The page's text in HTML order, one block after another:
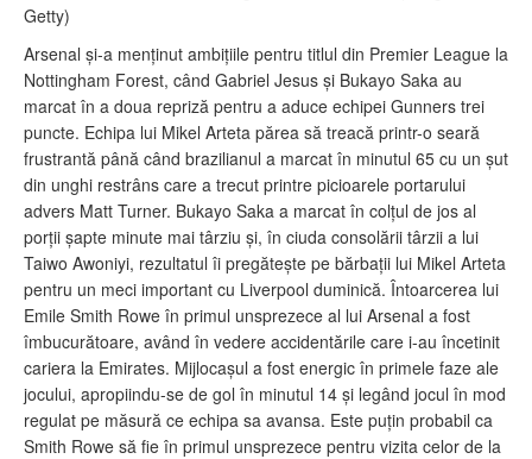
Getty)
Arsenal și-a menținut ambițiile pentru titlul din Premier League la
Nottingham Forest, când Gabriel Jesus și Bukayo Saka au
marcat în a doua repriză pentru a aduce echipei Gunners trei
puncte. Echipa lui Mikel Arteta părea să treacă printr-o seară
frustrantă până când brazilianul a marcat în minutul 65 cu un șut
din unghi restrâns care a trecut printre picioarele portarului
advers Matt Turner. Bukayo Saka a marcat în colțul de jos al
porții șapte minute mai târziu și, în ciuda consolării târzii a lui
Taiwo Awoniyi, rezultatul îi pregătește pe bărbații lui Mikel Arteta
pentru un meci important cu Liverpool duminică. Întoarcerea lui
Emile Smith Rowe în primul unsprezece al lui Arsenal a fost
îmbucurătoare, având în vedere accidentările care i-au încetinit
cariera la Emirates. Mijlocașul a fost energic în primele faze ale
jocului, apropiindu-se de gol în minutul 14 și legând jocul în mod
regulat pe măsură ce echipa sa avansa. Este puțin probabil ca
Smith Rowe să fie în primul unsprezece pentru vizita celor de la